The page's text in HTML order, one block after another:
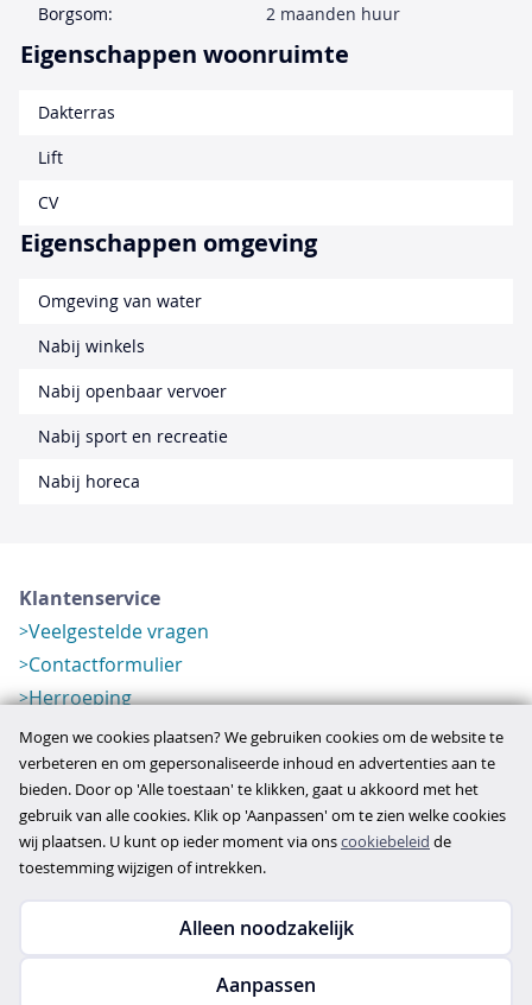
Borgsom:
2 maanden huur
Eigenschappen woonruimte
Dakterras
Lift
CV
Eigenschappen omgeving
Omgeving van water
Nabij winkels
Nabij openbaar vervoer
Nabij sport en recreatie
Nabij horeca
Klantenservice
Veelgestelde vragen
Contactformulier
Herroeping
Over ons
Bedrijfsgegevens
Werkwijze
Overzichten
Verlopen aanbod
Copyright © 2026
Mogen we cookies plaatsen? We gebruiken cookies om de website te
verbeteren en om gepersonaliseerde inhoud en advertenties aan te
bieden. Door op 'Alle toestaan' te klikken, gaat u akkoord met het
gebruik van alle cookies. Klik op 'Aanpassen' om te zien welke cookies
wij plaatsen. U kunt op ieder moment via onscookiebeleid de
toestemming wijzigen of intrekken.
Alleen noodzakelijk
Aanpassen